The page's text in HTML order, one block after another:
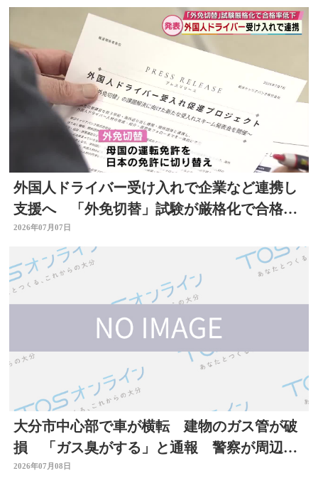
外国人ドライバー受け入れで企業など連携し
支援へ 「外免切替」試験が厳格化で合格率
低下 大分
2026年07月07日
大分市中心部で車が横転 建物のガス管が破
損 「ガス臭がする」と通報 警察が周辺で
一時交通規制
2026年07月08日